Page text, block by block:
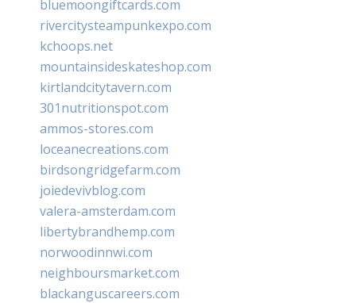
bluemoongiftcards.com
rivercitysteampunkexpo.com
kchoops.net
mountainsideskateshop.com
kirtlandcitytavern.com
301nutritionspot.com
ammos-stores.com
loceanecreations.com
birdsongridgefarm.com
joiedevivblog.com
valera-amsterdam.com
libertybrandhemp.com
norwoodinnwi.com
neighboursmarket.com
blackanguscareers.com